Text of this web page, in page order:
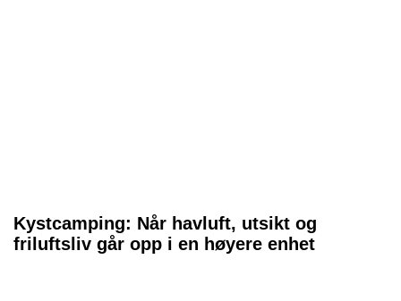
Kystcamping: Når havluft, utsikt og
friluftsliv går opp i en høyere enhet